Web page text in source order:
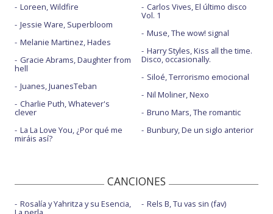
Loreen, Wildfire
Jessie Ware, Superbloom
Melanie Martinez, Hades
Gracie Abrams, Daughter from
hell
Juanes, JuanesTeban
Charlie Puth, Whatever's
clever
La La Love You, ¿Por qué me
miráis así?
Carlos Vives, El último disco
Vol. 1
Muse, The wow! signal
Harry Styles, Kiss all the time.
Disco, occasionally.
Siloé, Terrorismo emocional
Nil Moliner, Nexo
Bruno Mars, The romantic
Bunbury, De un siglo anterior
CANCIONES
Rosalía y Yahritza y su Esencia, Rels B, Tu vas sin (fav)